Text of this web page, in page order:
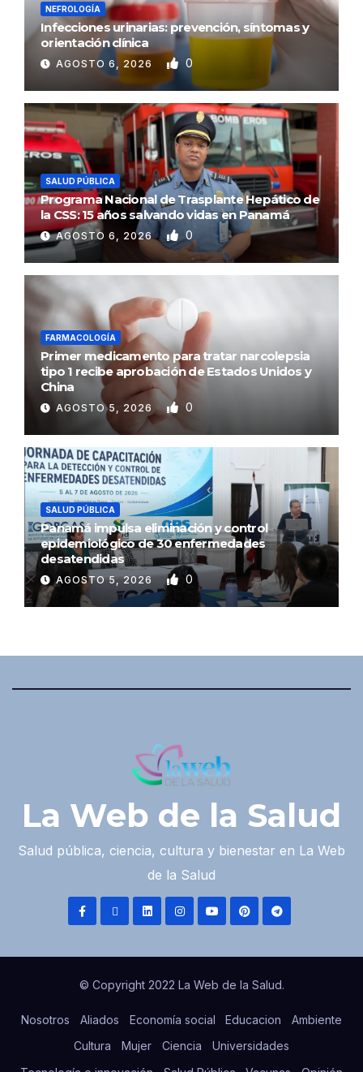
NEFROLOGÍA
Infecciones urinarias: prevención, síntomas y
orientación clínica
AGOSTO 6, 2026 0
SALUD PÚBLICA
Programa Nacional de Trasplante Hepático de
la CSS: 15 años salvando vidas en Panamá
AGOSTO 6, 2026 0
FARMACOLOGÍA
Primer medicamento para tratar narcolepsia
tipo 1 recibe aprobación de Estados Unidos y
China
AGOSTO 5, 2026 0
SALUD PÚBLICA
Panamá impulsa eliminación y control
epidemiológico de 30 enfermedades
desatendidas
AGOSTO 5, 2026 0
La Web de la Salud
Salud pública, ciencia, cultura y bienestar en La Web
de la Salud
© Copyright 2022 La Web de la Salud.
Nosotros Aliados Economía social Educacion
Ambiente
Cultura
Mujer Ciencia
Universidades